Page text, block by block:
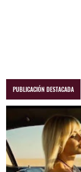
PUBLICACIÓN DESTACADA